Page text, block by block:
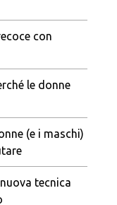
con
le donne
(e i maschi)
tecnica